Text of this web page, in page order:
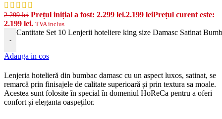
2.299lei Prețul inițial a fost: 2.299 lei.2.199 leiPrețul curent este:
2.199 lei. TVA inclus
-
Cantitate Set 10 Lenjerii hoteliere king size Damasc Satinat
Adauga in cos
Lenjeria hotelieră din bumbac damasc cu un aspect luxos, satinat, se
remarcă prin finisajele de calitate superioară și prin textura sa moale.
Acestea sunt folosite în special în domeniul HoReCa pentru a oferi
confort și eleganta oaspeților.